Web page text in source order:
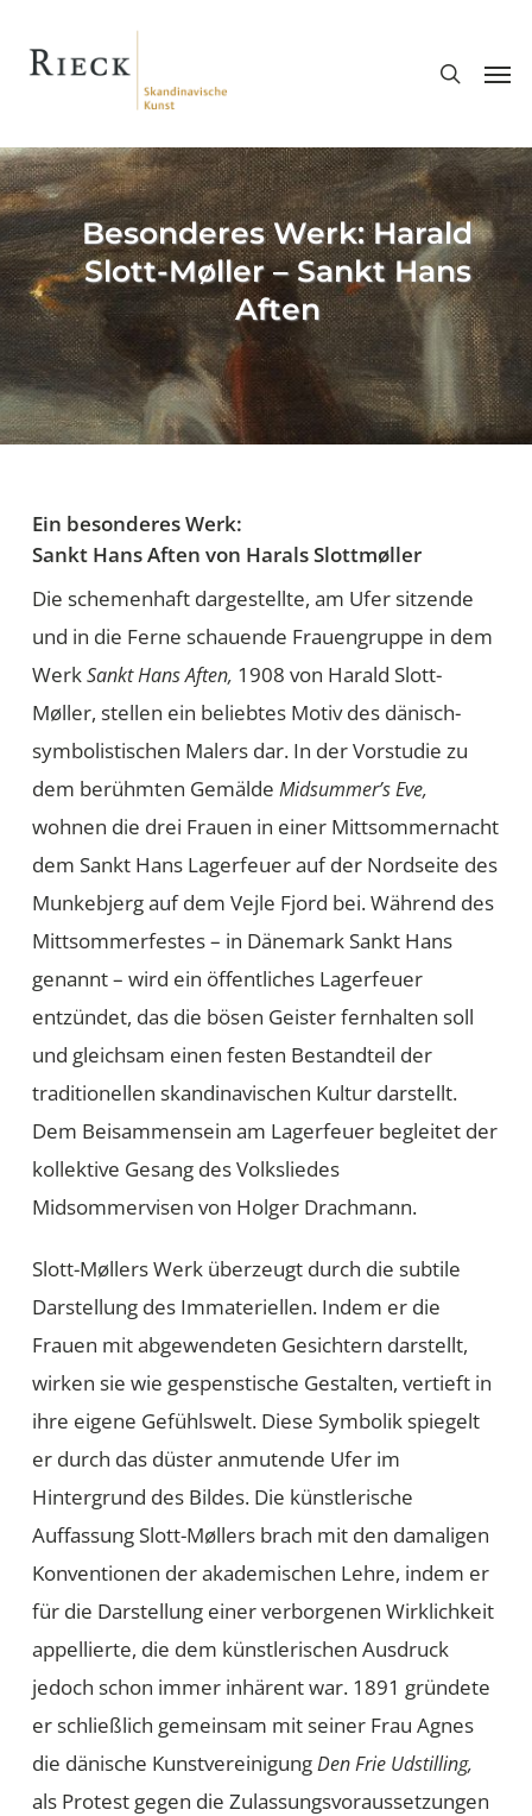
Besonderes Werk: Harald
Slott-Møller – Sankt Hans
Aften
Ein besonderes Werk:
Sankt Hans Aften von Harals Slottmøller
Die schemenhaft dargestellte, am Ufer sitzende
und in die Ferne schauende Frauengruppe in dem
WerkSankt Hans Aften, 1908 von Harald Slott-
Møller, stellen ein beliebtes Motiv des dänisch-
symbolistischen Malers dar. In der Vorstudie zu
dem berühmten Gemälde Midsummer’s Eve,
wohnen die drei Frauen in einer Mittsommernacht
dem Sankt Hans Lagerfeuer auf der Nordseite des
Munkebjerg auf dem Vejle Fjord bei. Während des
Mittsommerfestes – in Dänemark Sankt Hans
genannt – wird ein öffentliches Lagerfeuer
entzündet, das die bösen Geister fernhalten soll
und gleichsam einen festen Bestandteil der
traditionellen skandinavischen Kultur darstellt.
Dem Beisammensein am Lagerfeuer begleitet der
kollektive Gesang des Volksliedes
Midsommervisen von Holger Drachmann.
Slott-Møllers Werk überzeugt durch die subtile
Darstellung des Immateriellen. Indem er die
Frauen mit abgewendeten Gesichtern darstellt,
wirken sie wie gespenstische Gestalten, vertieft in
ihre eigene Gefühlswelt. Diese Symbolik spiegelt
er durch das düster anmutende Ufer im
Hintergrund des Bildes. Die künstlerische
Auffassung Slott-Møllers brach mit den damaligen
Konventionen der akademischen Lehre, indem er
für die Darstellung einer verborgenen Wirklichkeit
appellierte, die dem künstlerischen Ausdruck
jedoch schon immer inhärent war. 1891 gründete
er schließlich gemeinsam mit seiner Frau Agnes
die dänische KunstvereinigungDen Frie Udstilling,
als Protest gegen die Zulassungsvoraussetzungen